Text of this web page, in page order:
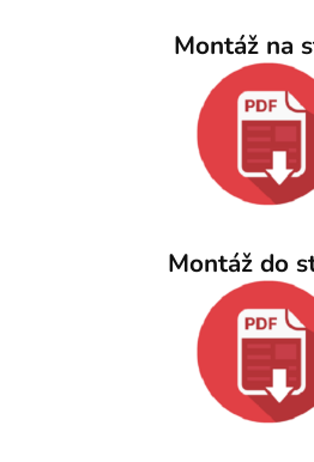
Montáž na
Montáž do